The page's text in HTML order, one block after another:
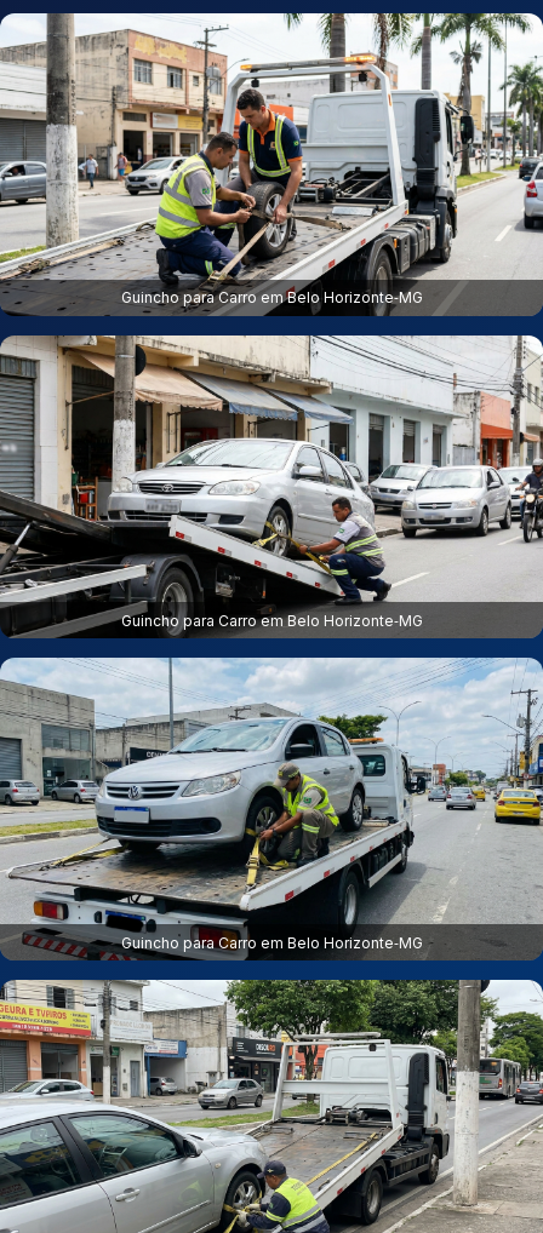
Guincho para Carro em Belo Horizonte‑MG
Guincho para Carro em Belo Horizonte‑MG
Guincho para Carro em Belo Horizonte‑MG